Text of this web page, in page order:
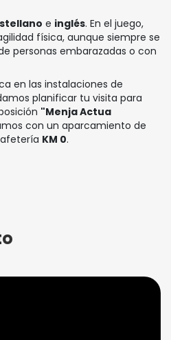
e inglés. En el juego,
física, aunque siempre se
personas embarazadas o con
en las instalaciones de
planificar tu visita para
"Menja Actua
con un aparcamiento de
KM 0.